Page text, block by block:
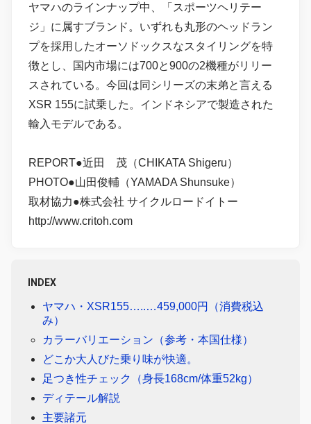
ヤマハのラインナップ中、「スポーツヘリテー
ジ」に属すブランド。いずれも丸形のヘッドラン
プを採用したオーソドックスなスタイリングを特
徴とし、国内市場には700と900の2機種がリリー
スされている。今回は同シリーズの末弟と言える
XSR 155に試乗した。インドネシアで製造された
輸入モデルである。
REPORT●近田 茂（CHIKATA Shigeru）
PHOTO●山田俊輔（YAMADA Shunsuke）
取材協力●株式会社 サイクルロードイトー
http://www.critoh.com
INDEX
ヤマハ・XSR155…..…459,000円（消費税込
み）
カラーバリエーション（参考・本国仕様）
どこか大人びた乗り味が快適。
足つき性チェック（身長168cm/体重52kg）
ディテール解説
主要諸元